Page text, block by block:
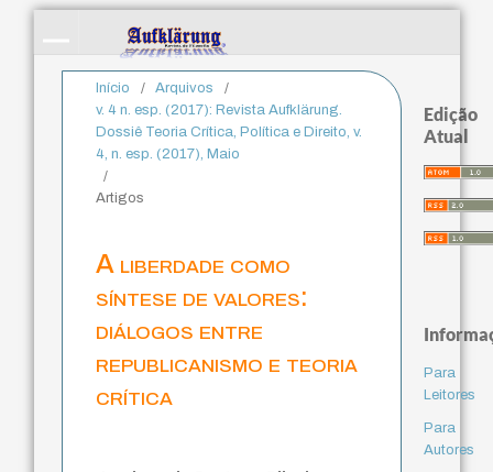
Início / Arquivos
/
v. 4 n. esp. (2017): Revista Aufklärung.
Dossiê Teoria Crítica, Política e Direito, v.
4, n. esp. (2017), Maio
/
Artigos
A liberdade como
síntese de valores:
diálogos entre
republicanismo e teoria
crítica
Edição
Atual
Para
Leitores
Para
Autores